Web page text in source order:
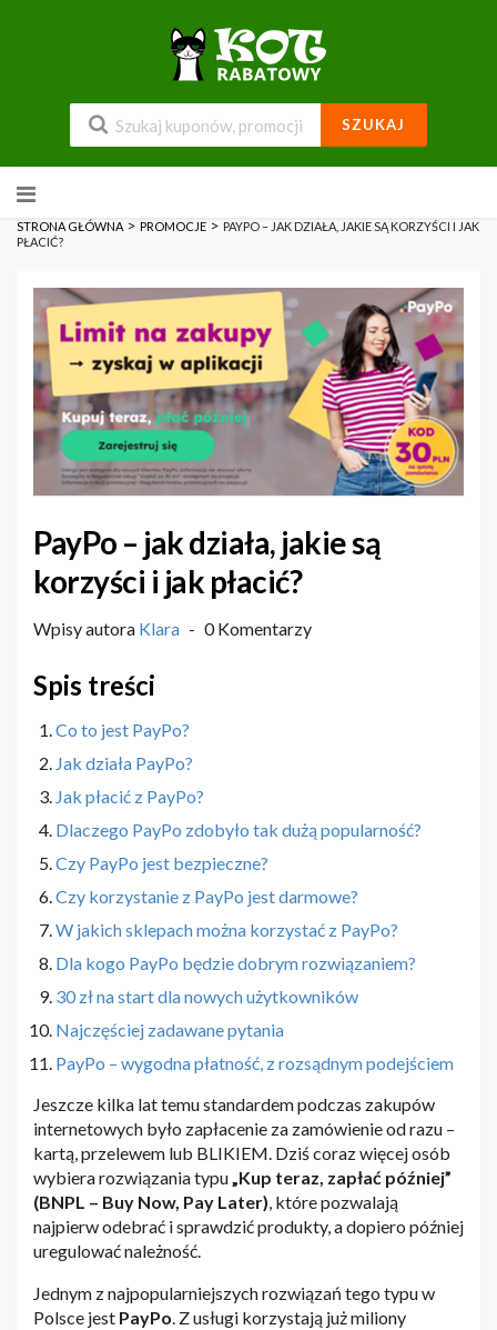
SZUKAJ
do
zawartości
STRONA GŁÓWNA > PROMOCJE > PAYPO – JAK DZIAŁA, JAKIE SĄ KORZYŚCI I JAK
PŁACIĆ?
PayPo – jak działa, jakie są
korzyści i jak płacić?
Wpisy autora Klara 0 Komentarzy
Spis treści
Co to jest PayPo?
Jak działa PayPo?
Jak płacić z PayPo?
Dlaczego PayPo zdobyło tak dużą popularność?
Czy PayPo jest bezpieczne?
Czy korzystanie z PayPo jest darmowe?
W jakich sklepach można korzystać z PayPo?
Dla kogo PayPo będzie dobrym rozwiązaniem?
30 zł na start dla nowych użytkowników
Najczęściej zadawane pytania
PayPo – wygodna płatność, z rozsądnym podejściem
Jeszcze kilka lat temu standardem podczas zakupów
internetowych było zapłacenie za zamówienie od razu –
kartą, przelewem lub BLIKIEM. Dziś coraz więcej osób
wybiera rozwiązania typu„Kup teraz, zapłać później”
(BNPL – Buy Now, Pay Later), które pozwalają
najpierw odebrać i sprawdzić produkty, a dopiero później
uregulować należność.
Jednym z najpopularniejszych rozwiązań tego typu w
Polsce jest PayPo. Z usługi korzystają już miliony